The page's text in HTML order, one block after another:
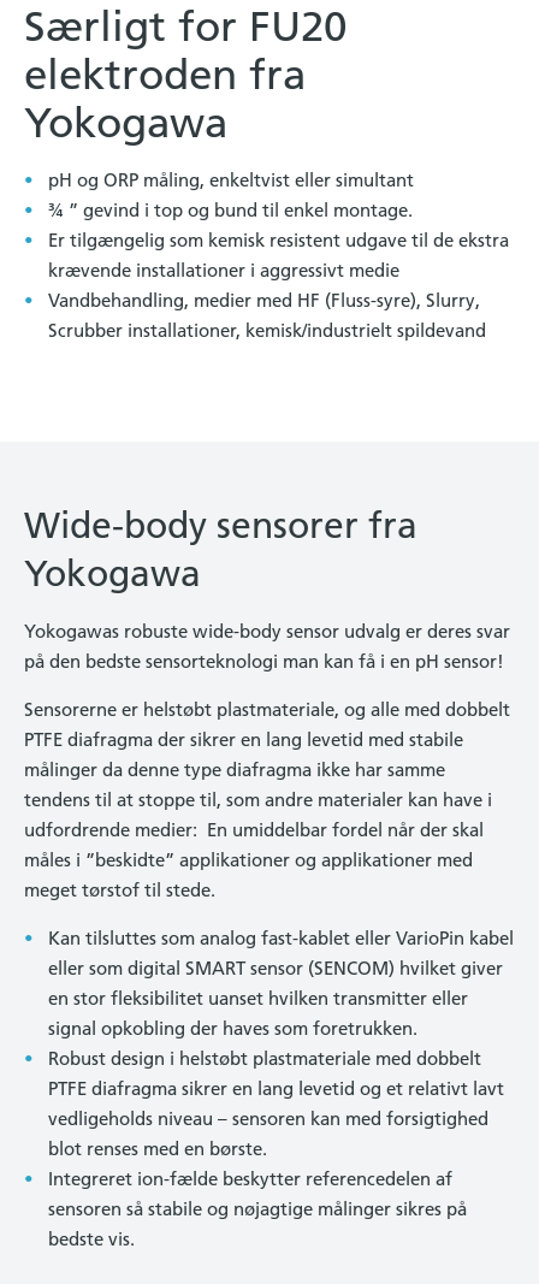
Særligt for FU20
elektroden fra
Yokogawa
pH og ORP måling, enkeltvist eller simultant
¾ ” gevind i top og bund til enkel montage.
Er tilgængelig som kemisk resistent udgave til de ekstra
krævende installationer i aggressivt medie
Vandbehandling, medier med HF (Fluss-syre), Slurry,
Scrubber installationer, kemisk/industrielt spildevand
Wide-body sensorer fra
Yokogawa
Yokogawas robuste wide-body sensor udvalg er deres svar
på den bedste sensorteknologi man kan få i en pH sensor!
Sensorerne er helstøbt plastmateriale, og alle med dobbelt
PTFE diafragma der sikrer en lang levetid med stabile
målinger da denne type diafragma ikke har samme
tendens til at stoppe til, som andre materialer kan have i
udfordrende medier: En umiddelbar fordel når der skal
måles i ”beskidte” applikationer og applikationer med
meget tørstof til stede.
Kan tilsluttes som analog fast-kablet eller VarioPin kabel
eller som digital SMART sensor (SENCOM) hvilket giver
en stor fleksibilitet uanset hvilken transmitter eller
signal opkobling der haves som foretrukken.
Robust design i helstøbt plastmateriale med dobbelt
PTFE diafragma sikrer en lang levetid og et relativt lavt
vedligeholds niveau – sensoren kan med forsigtighed
blot renses med en børste.
Integreret ion-fælde beskytter referencedelen af
sensoren så stabile og nøjagtige målinger sikres på
bedste vis.